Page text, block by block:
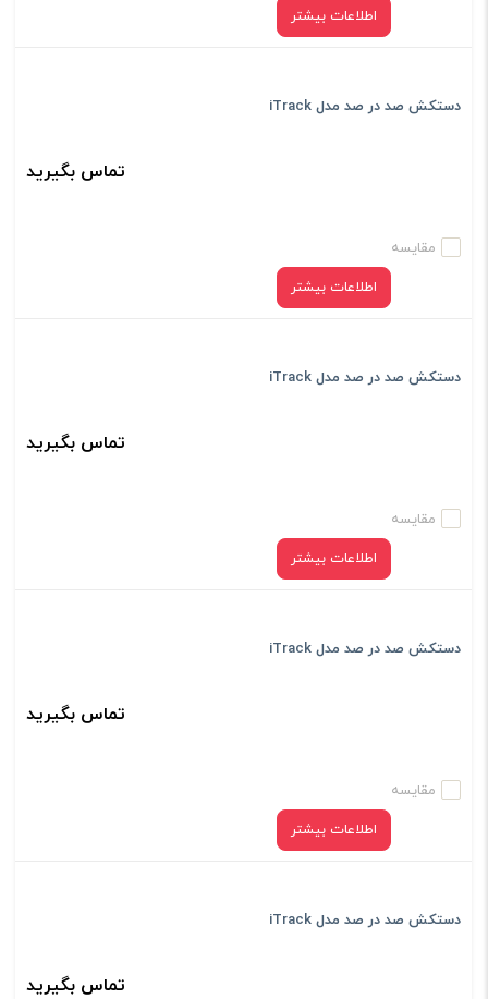
اطلاعات بیشتر
دستکش صد در صد مدل iTrack
تماس بگیرید
مقایسه
اطلاعات بیشتر
دستکش صد در صد مدل iTrack
تماس بگیرید
مقایسه
اطلاعات بیشتر
دستکش صد در صد مدل iTrack
تماس بگیرید
مقایسه
اطلاعات بیشتر
دستکش صد در صد مدل iTrack
تماس بگیرید